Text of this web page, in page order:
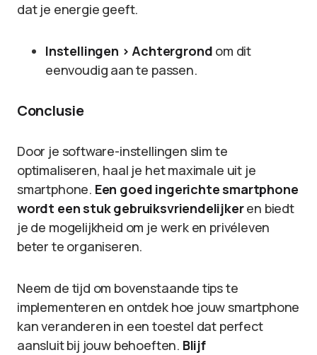
dat je energie geeft.
Instellingen > Achtergrond om dit
eenvoudig aan te passen.
Conclusie
Door je software-instellingen slim te
optimaliseren, haal je het maximale uit je
smartphone. Een goed ingerichte smartphone
wordt een stuk gebruiksvriendelijkeren biedt
je de mogelijkheid om je werk en privéleven
beter te organiseren.
Neem de tijd om bovenstaande tips te
implementeren en ontdek hoe jouw smartphone
kan veranderen in een toestel dat perfect
aansluit bij jouw behoeften. Blijf